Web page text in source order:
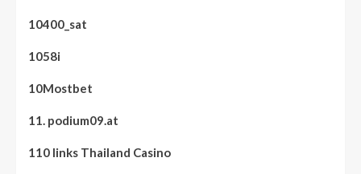
10400_sat
1058i
10Mostbet
11. podium09.at
110 links Thailand Casino